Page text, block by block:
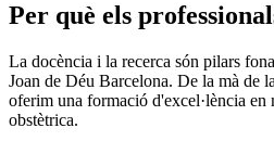
Per què els
La docència i la recerca són pilars
Joan de Déu Barcelona. De la mà de
oferim una formació d'excel·lència en
obstètrica.